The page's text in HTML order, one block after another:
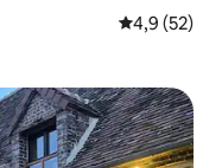
Note
4,9 (52)
aimés